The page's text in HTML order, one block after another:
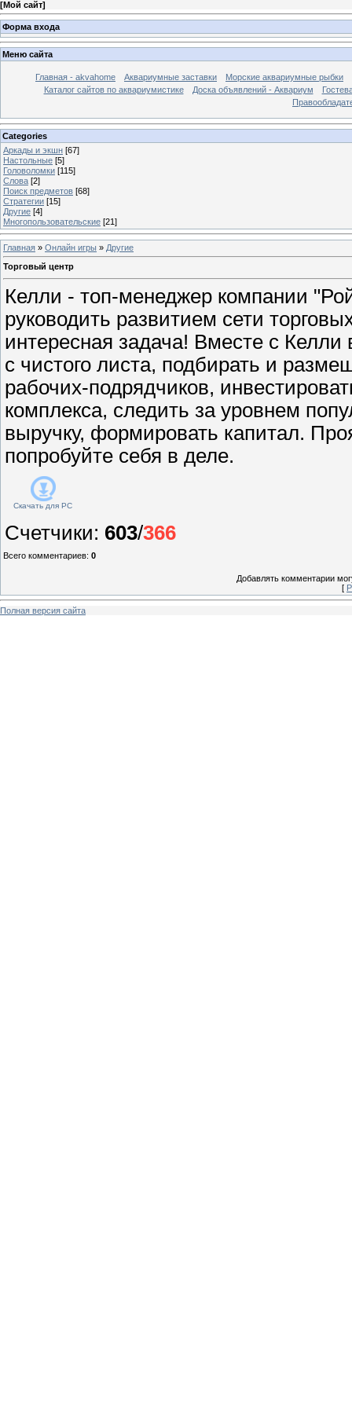
[Мой сайт]
Форма входа
Меню сайта
Главная - akvahome Аквариумные заставки
Морские аквариумные рыбки
Каталог сайтов по аквариумистике
Доска объявлений - Аквариум
Categories
Аркады и экшн [67]
Настольные [5]
Головоломки [115]
Слова [2]
Поиск предметов [68]
Стратегии [15]
Другие [4]
Многопользовательские [21]
Главная » Онлайн игры » Другие
Торговый центр
Келли - топ-менеджер компании
руководить развитием сети
интересная задача! Вместе с
с чистого листа, подбирать и
рабочих-подрядчиков,
комплекса, следить за уровнем
выручку, формировать капитал.
попробуйте себя в деле.
Скачать для PC
Счетчики: 603/366
Всего комментариев: 0
Добавлять комментарии
[
Полная версия сайта